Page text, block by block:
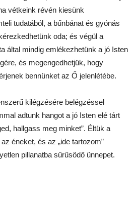
vétkeink révén kiesünk
tudatából, a bűnbánat és gyónás
oda; és végül a
által mindig emlékezhetünk a jó Isten
és megengedhetjük, hogy
bennünket az Ő jelenlétébe.
kilégzésére belégzéssel
adtunk hangot a jó Isten elé tárt
hallgass meg minket”. Éltük a
éneket, és az „ide tartozom”
pillanatba sűrűsödő ünnepet.